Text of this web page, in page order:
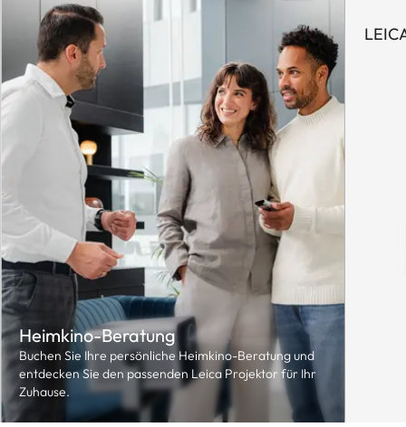
Heimkino-Beratung
Buchen Sie Ihre persönliche Heimkino-Beratung und
entdecken Sie den passenden Leica Projektor für Ihr
Zuhause.